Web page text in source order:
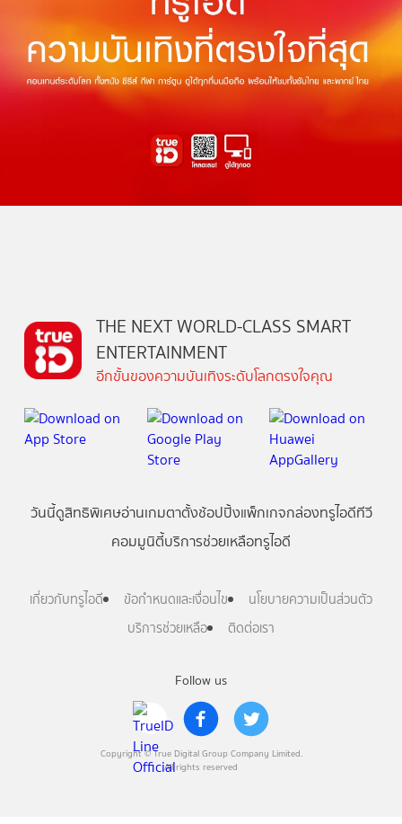
Follow us
Copyright © True Digital Group Company Limited.
All rights reserved
THE NEXT WORLD-CLASS SMART
ENTERTAINMENT
อีกขั้นของความบันเทิงระดับโลกตรงใจคุณ
วันนี้ดูสิทธิพิเศษอ่านเกมตาตั้งช้อปปิ้งแพ็กเกจกล่องทรูไอดีทีวี
คอมมูนิตี้บริการช่วยเหลือทรูไอดี
เกี่ยวกับทรูไอดี ข้อกำหนดและเงื่อนไข
นโยบายความเป็นส่วนตัว
บริการช่วยเหลือ
ติดต่อเรา